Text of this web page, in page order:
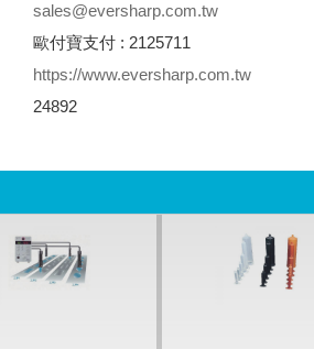
sales@eversharp.com.tw
歐付寶支付 : 2125711
https://www.eversharp.com.tw
24892